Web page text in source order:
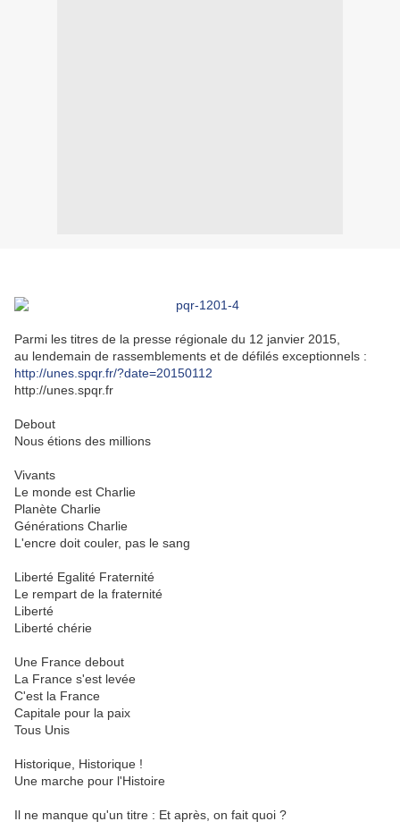
Parmi les titres de la presse régionale du 12 janvier 2015,
au lendemain de rassemblements et de défilés exceptionnels :
http://unes.spqr.fr/?date=20150112
http://unes.spqr.fr
Debout
Nous étions des millions
Vivants
Le monde est Charlie
Planète Charlie
Générations Charlie
L'encre doit couler, pas le sang
Liberté Egalité Fraternité
Le rempart de la fraternité
Liberté
Liberté chérie
Une France debout
La France s'est levée
C'est la France
Capitale pour la paix
Tous Unis
Historique, Historique !
Une marche pour l'Histoire
Il ne manque qu'un titre : Et après, on fait quoi ?